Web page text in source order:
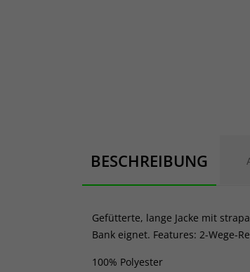
BESCHREIBUNG
Gefütterte, lange Jacke mit
Bank eignet. Features: 2-Wege-
100% Polyester